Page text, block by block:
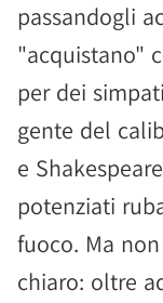
passandogli
"acquistano"
per dei
gente del
e
potenziati
fuoco. Ma
chiaro: oltre